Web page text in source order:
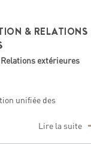
& RELATIONS
extérieures
unifiée des
Lire la suite